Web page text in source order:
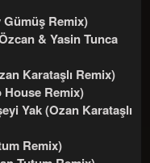
Remix)
& Yasin Tunca
Karataşlı Remix)
House Remix)
Yak (Ozan Karataşlı
Remix)